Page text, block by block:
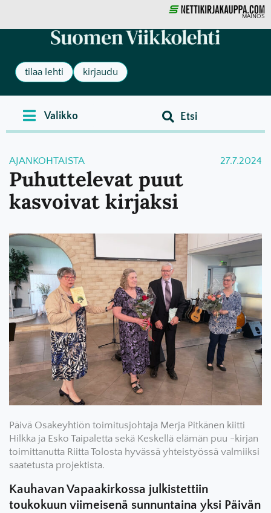
MAINOS
tilaa lehti kirjaudu
AJANKOHTAISTA 27.7.2024
Puhuttelevat puut
kasvoivat kirjaksi
Päivä Osakeyhtiön toimitusjohtaja Merja Pitkänen kiitti
Hilkka ja Esko Taipaletta sekä Keskellä elämän puu -kirjan
toimittanutta Riitta Tolosta hyvässä yhteistyössä valmiiksi
saatetusta projektista.
Kauhavan Vapaakirkossa julkistettiin
toukokuun viimeisenä sunnuntaina yksi Päivän